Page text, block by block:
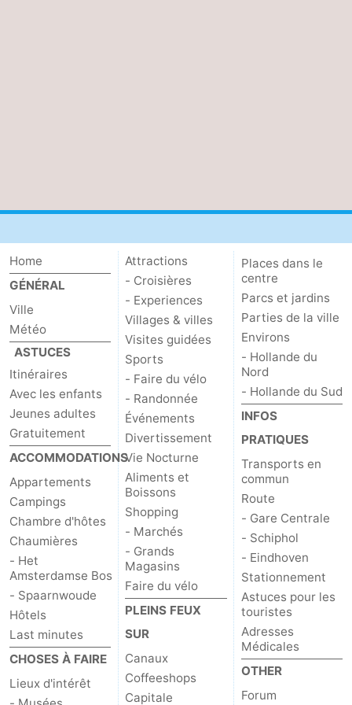
Home
GÉNÉRAL
Ville
Météo
ASTUCES
Itinéraires
Avec les enfants
Jeunes adultes
Gratuitement
ACCOMMODATIONS
Appartements
Campings
Chambre d'hôtes
Chaumières
- Het
Amsterdamse Bos
- Spaarnwoude
Hôtels
Last minutes
CHOSES À FAIRE
Lieux d'intérêt
Attractions
- Croisières
- Experiences
Villages & villes
Visites guidées
Sports
- Faire du vélo
- Randonnée
Événements
Divertissement
Vie Nocturne
Aliments et
Boissons
Shopping
- Marchés
- Grands
Magasins
Faire du vélo
PLEINS FEUX
SUR
Canaux
Coffeeshops
Capitale
Places dans le
centre
Parcs et jardins
Parties de la ville
Environs
- Hollande du
Nord
- Hollande du Sud
INFOS
PRATIQUES
Transports en
commun
Route
- Gare Centrale
- Schiphol
- Eindhoven
Stationnement
Astuces pour les
touristes
Adresses
Médicales
OTHER
Forum